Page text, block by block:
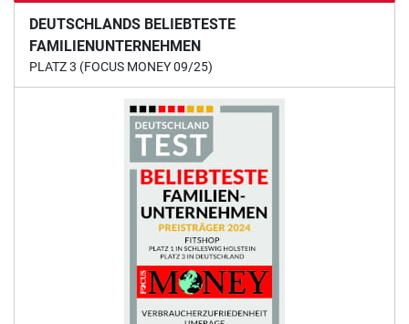
DEUTSCHLANDS BELIEBTESTE
FAMILIENUNTERNEHMEN
PLATZ 3 (FOCUS MONEY 09/25)